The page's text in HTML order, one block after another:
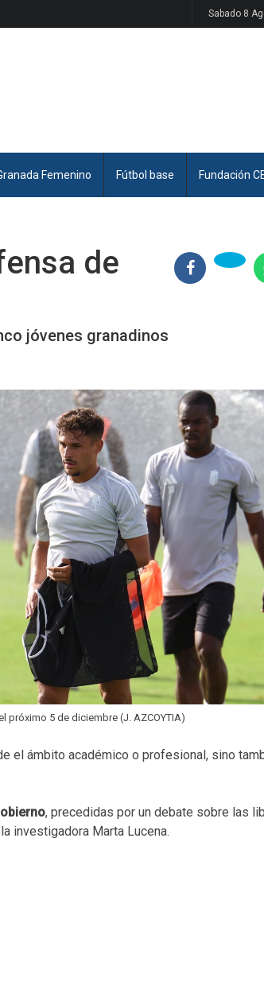
Sabado 8
Femenino Fútbol base Fundación
de
jóvenes granadinos
próximo 5 de diciembre (J. AZCOYTIA)
el ámbito académico o profesional, sino
, precedidas por un debate sobre las
investigadora Marta Lucena.